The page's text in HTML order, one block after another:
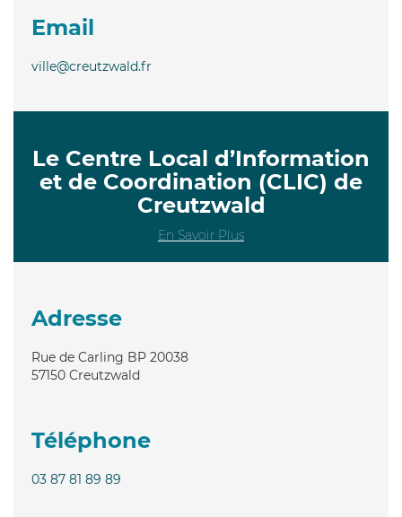
Email
ville@creutzwald.fr
Le Centre Local d’Information
et de Coordination (CLIC) de
Creutzwald
En Savoir Plus
Adresse
Rue de Carling BP 20038
57150 Creutzwald
Téléphone
03 87 81 89 89